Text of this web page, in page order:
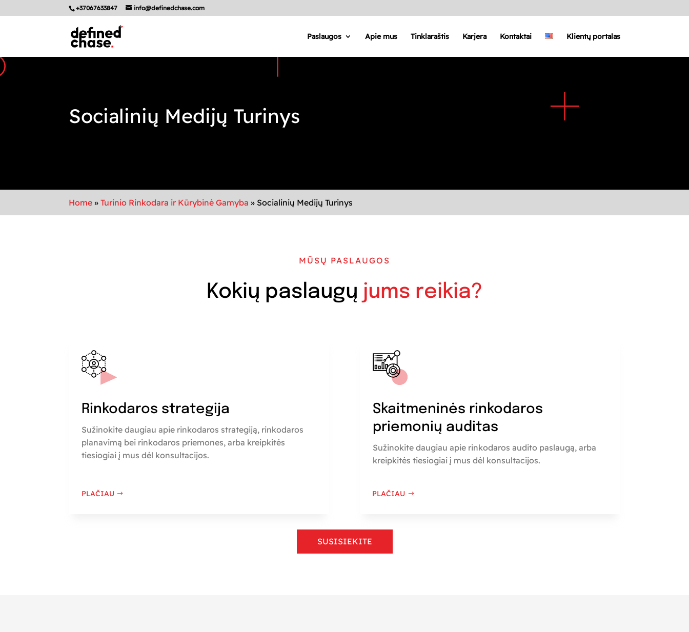
+37067633847 info@definedchase.com
Paslaugos Apie mus Tinklaraštis Karjera Kontaktai Klientų portalas
Socialinių Medijų Turinys
Home »Turinio Rinkodara ir Kūrybinė Gamyba » Socialinių Medijų Turinys
MŪSŲ PASLAUGOS
Kokių paslaugų jums reikia?
Rinkodaros strategija
Sužinokite daugiau apie rinkodaros strategiją, rinkodaros
planavimą bei rinkodaros priemones, arba kreipkitės
tiesiogiai į mus dėl konsultacijos.
PLAČIAU
Skaitmeninės rinkodaros
priemonių auditas
Sužinokite daugiau apie rinkodaros audito paslaugą, arba
kreipkitės tiesiogiai į mus dėl konsultacijos.
PLAČIAU
SUSISIEKITE